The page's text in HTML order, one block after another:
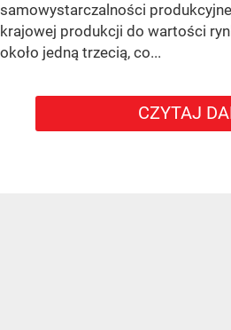
samowystarczalności
krajowej produkcji do wartości
około jedną trzecią, co...
CZYTAJ